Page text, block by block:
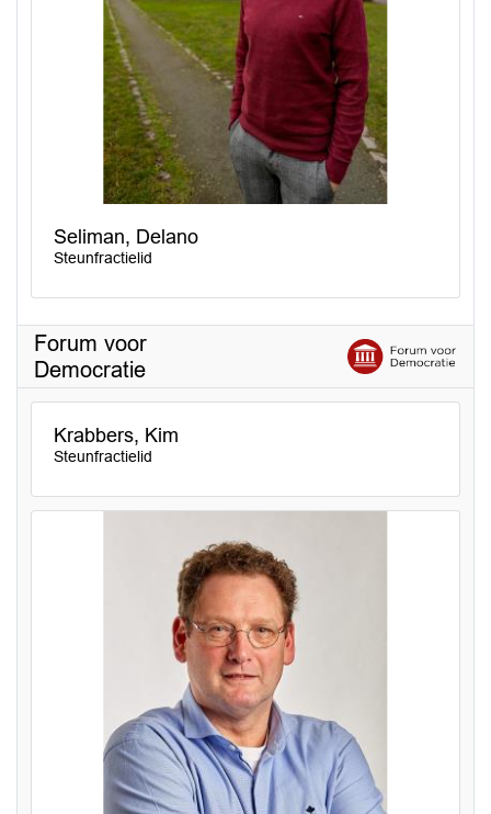
Seliman, Delano
Steunfractielid
Forum voor
Democratie
Krabbers, Kim
Steunfractielid